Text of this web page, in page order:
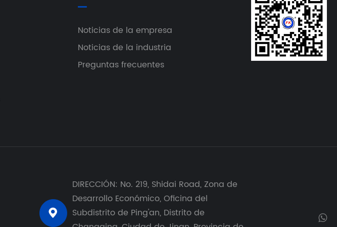
Noticias de la empresa
Noticias de la industria
Preguntas frecuentes

DIRECCIÓN: No. 219, Shidai Road, Zona de
Desarrollo Económico, Oficina del
Subdistrito de Ping'an, Distrito de